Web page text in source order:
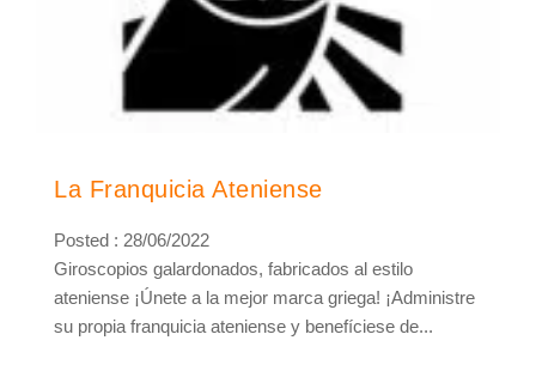
La Franquicia Ateniense
Posted : 28/06/2022
Giroscopios galardonados, fabricados al estilo
ateniense ¡Únete a la mejor marca griega! ¡Administre
su propia franquicia ateniense y benefíciese de...